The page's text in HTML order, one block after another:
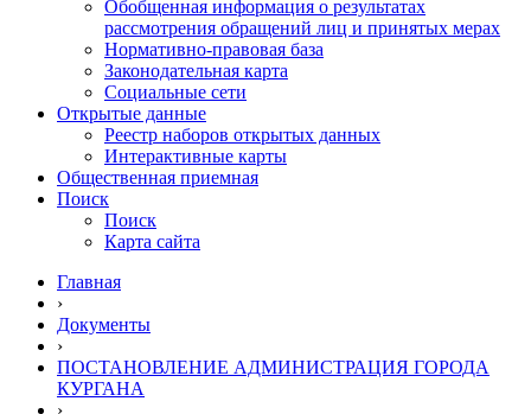
Обобщенная информация о результатах
рассмотрения обращений лиц и принятых мерах
Нормативно-правовая база
Законодательная карта
Социальные сети
Открытые данные
Реестр наборов открытых данных
Интерактивные карты
Общественная приемная
Поиск
Поиск
Карта сайта
Главная
›
Документы
›
ПОСТАНОВЛЕНИЕ АДМИНИСТРАЦИЯ ГОРОДА
КУРГАНА
›